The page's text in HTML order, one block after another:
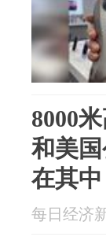
8000
和美
在其中
每日经济